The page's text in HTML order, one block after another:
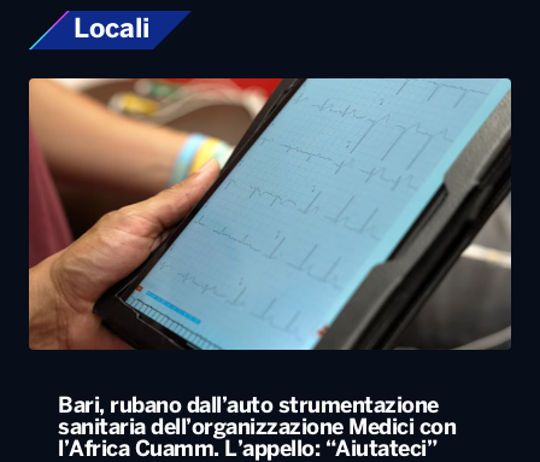
Locali
Bari, rubano dall’auto strumentazione
sanitaria dell’organizzazione Medici con
l’Africa Cuamm. L’appello: “Aiutateci”